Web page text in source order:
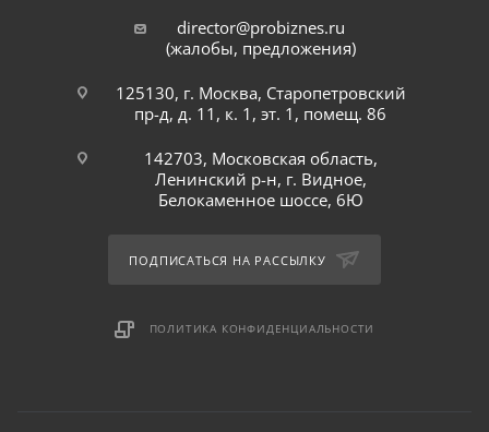
director@probiznes.ru
(жалобы, предложения)
125130, г. Москва, Старопетровский
пр-д, д. 11, к. 1, эт. 1, помещ. 86
142703, Московская область,
Ленинский р-н, г. Видное,
Белокаменное шоссе, 6Ю
ПОДПИСАТЬСЯ НА РАССЫЛКУ
ПОЛИТИКА КОНФИДЕНЦИАЛЬНОСТИ